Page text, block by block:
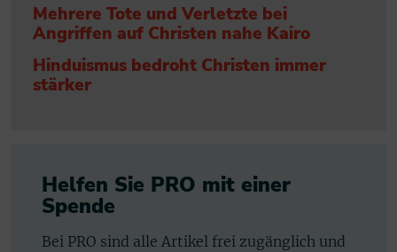
Mehrere Tote und Verletzte bei
Angriffen auf Christen nahe Kairo
Hinduismus bedroht Christen immer
stärker
Helfen Sie PRO mit einer
Spende
Bei PRO sind alle Artikel frei zugänglich und